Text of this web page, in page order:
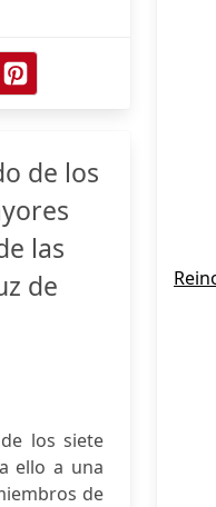
de los
las
de
los siete
ello a una
de